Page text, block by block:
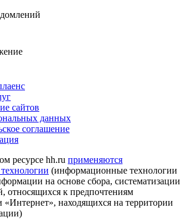
сайтов
данных
соглашение
ресурсе hh.ru применяются
(информационные технологии
на основе сбора, систематизации
относящихся к предпочтениям
«Интернет», находящихся на территории